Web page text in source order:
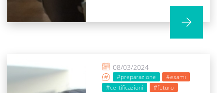
08/03/2024
#preparazione
#esami
#certificazioni
#futuro